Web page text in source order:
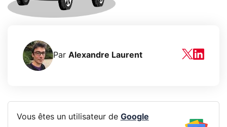
Par Alexandre Laurent
Vous êtes un utilisateur de Google